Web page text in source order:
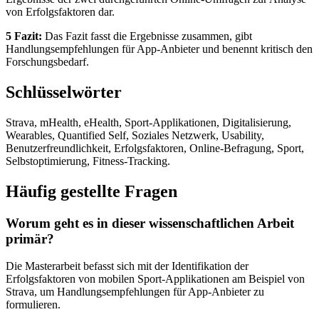
von Erfolgsfaktoren dar.
5 Fazit: Das Fazit fasst die Ergebnisse zusammen, gibt
Handlungsempfehlungen für App-Anbieter und benennt kritisch den
Forschungsbedarf.
Schlüsselwörter
Strava, mHealth, eHealth, Sport-Applikationen, Digitalisierung,
Wearables, Quantified Self, Soziales Netzwerk, Usability,
Benutzerfreundlichkeit, Erfolgsfaktoren, Online-Befragung, Sport,
Selbstoptimierung, Fitness-Tracking.
Häufig gestellte Fragen
Worum geht es in dieser wissenschaftlichen Arbeit
primär?
Die Masterarbeit befasst sich mit der Identifikation der
Erfolgsfaktoren von mobilen Sport-Applikationen am Beispiel von
Strava, um Handlungsempfehlungen für App-Anbieter zu
formulieren.